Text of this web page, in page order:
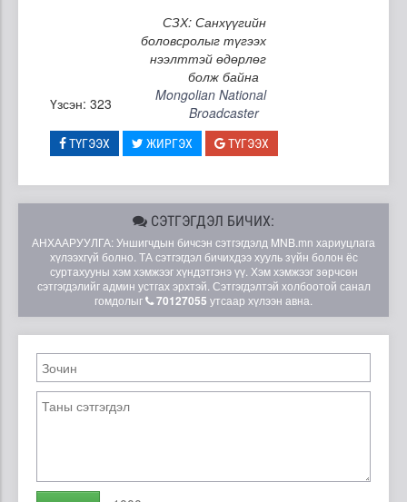
СЗХ: Санхүүгийн
боловсролыг түгээх
нээлттэй өдөрлөг
болж байна
Үзсэн: 323
Mongolian National
Broadcaster
ТҮГЭЭХ ЖИРГЭХ ТҮГЭЭХ
СЭТГЭГДЭЛ БИЧИХ:
АНХААРУУЛГА: Уншигчдын бичсэн сэтгэгдэлд MNB.mn хариуцлага
хүлээхгүй болно. ТА сэтгэгдэл бичихдээ хууль зүйн болон ёс
суртахууны хэм хэмжээг хүндэтгэнэ үү. Хэм хэмжээг зөрчсөн
сэтгэгдэлийг админ устгах эрхтэй. Сэтгэгдэлтэй холбоотой санал
гомдолыг
70127055 утсаар хүлээн авна.